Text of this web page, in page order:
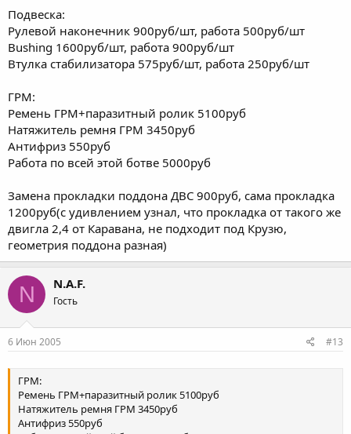
Подвеска:
Рулевой наконечник 900руб/шт, работа 500руб/шт
Bushing 1600руб/шт, работа 900руб/шт
Втулка стабилизатора 575руб/шт, работа 250руб/шт
ГРМ:
Ремень ГРМ+паразитный ролик 5100руб
Натяжитель ремня ГРМ 3450руб
Антифриз 550руб
Работа по всей этой ботве 5000руб
Замена прокладки поддона ДВС 900руб, сама прокладка
1200руб(с удивлением узнал, что прокладка от такого же
двигла 2,4 от Каравана, не подходит под Крузю,
геометрия поддона разная)
N N.A.F.
Гость
6 Июн 2005 #13
ГРМ:
Ремень ГРМ+паразитный ролик 5100руб
Натяжитель ремня ГРМ 3450руб
Антифриз 550руб